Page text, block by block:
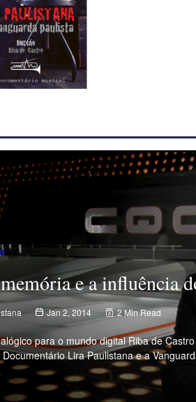
e a influência
Jan 2, 2014 2 Min Read
para o mundo digital Riba de
Lira Paulistana e a